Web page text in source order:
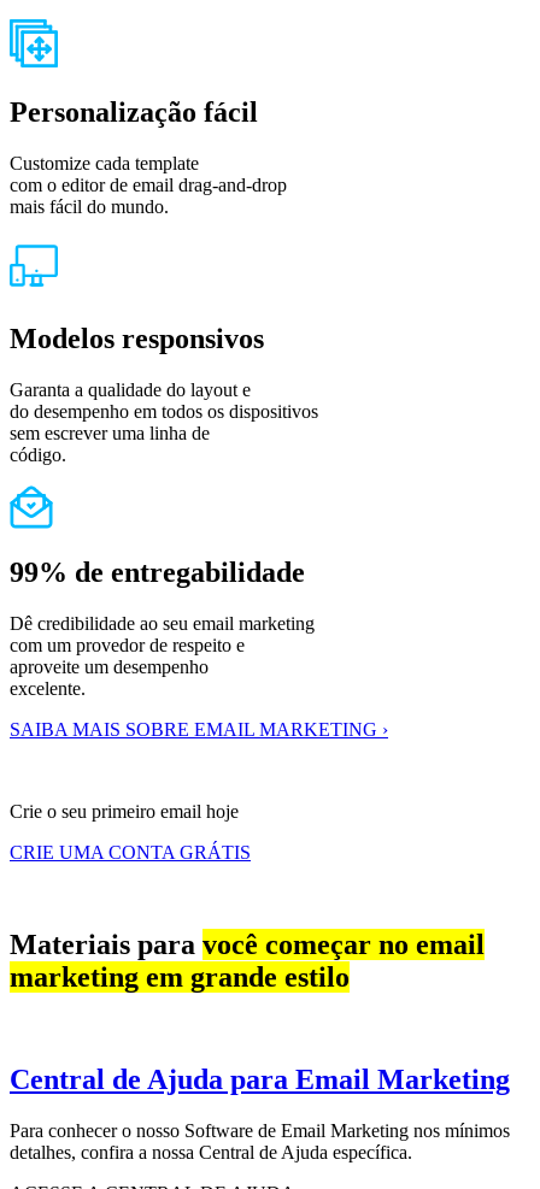
Personalização fácil
Customize cada template
com o editor de email drag-and-drop
mais fácil do mundo.
Modelos responsivos
Garanta a qualidade do layout e
do desempenho em todos os dispositivos
sem escrever uma linha de
código.
99% de entregabilidade
Dê credibilidade ao seu email marketing
com um provedor de respeito e
aproveite um desempenho
excelente.
SAIBA MAIS SOBRE EMAIL MARKETING ›
Crie o seu primeiro email hoje
CRIE UMA CONTA GRÁTIS
Materiais para você começar no email
marketing em grande estilo
Central de Ajuda para Email Marketing
Para conhecer o nosso Software de Email Marketing nos mínimos
detalhes, confira a nossa Central de Ajuda específica.